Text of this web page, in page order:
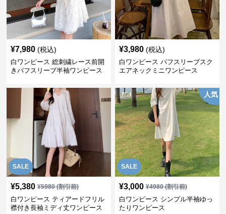
¥7,980 (税込)
白ワンピース 総刺繍レース前開
きパフスリーブ半袖ワンピース
¥3,980 (税込)
白ワンピース パフスリーブスク
エアネックミニワンピース
SALE
¥5,380 ¥5980(割引前)
白ワンピース ティアードフリル
襟付き長袖ミディ丈ワンピース
SALE
人気
¥3,000 ¥4980(割引前)
白ワンピース シンプル半袖ゆっ
たりワンピース